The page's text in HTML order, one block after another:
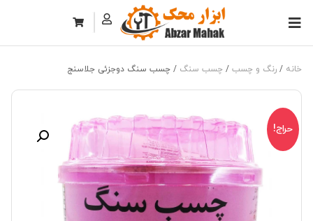
خانه / رنگ و چسب / چسب سنگ / چسب سنگ دوجزئی جلاسنج
حراج!